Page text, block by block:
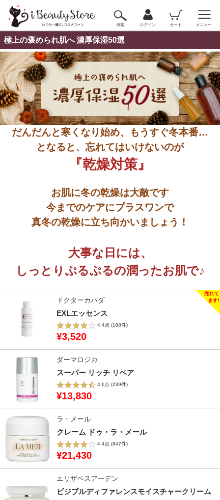
検索 ログイン カート メニュー
極上の褒められ肌へ 濃厚保湿50選
だんだんと寒くなり始め、もうすぐ冬本番…
となると、忘れてはいけないのが
『乾燥対策』
お肌に冬の乾燥は大敵です
今までのケアにプラスワンで
真冬の乾燥に立ち向かいましょう！
大事な日には、
しっとりぷるぷるの潤ったお肌で♪
ドクターカハダ
EXLエッセンス
4.4点 (108件)
¥3,520
ダーマロジカ
スーパー リッチ リペア
4.6点 (239件)
¥13,830
ラ・メール
クレーム ドゥ・ラ・メール
4.4点 (847件)
¥21,430
エリザベスアーデン
ビジブルディファレンスモイスチャークリーム